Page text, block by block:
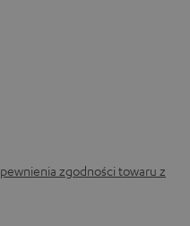
zgodności towaru z